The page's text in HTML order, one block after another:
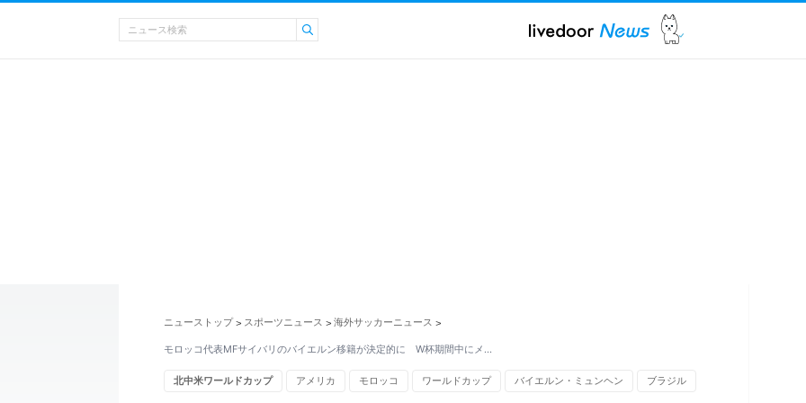
ニューストップ > スポーツニュース > 海外サッカーニュース >
モロッコ代表MFサイバリのバイエルン移籍が決定的に W杯期間中にメ…
北中米ワールドカップ アメリカ モロッコ ワールドカップ バイエルン・ミュンヘン ブラジル